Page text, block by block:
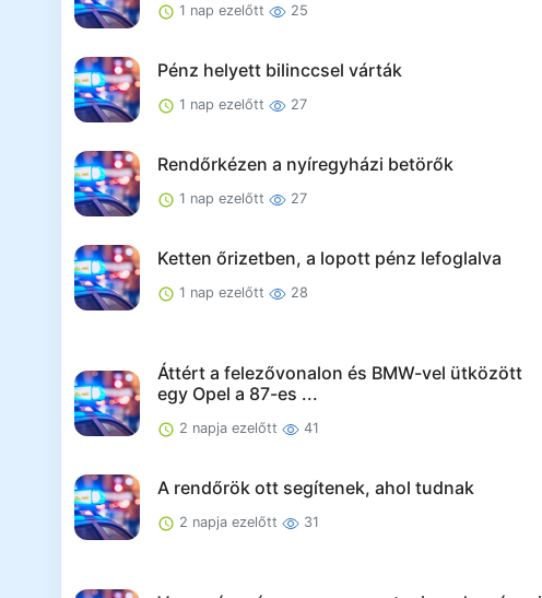
1 nap ezelőtt 25
Pénz helyett bilinccsel várták
1 nap ezelőtt 27
Rendőrkézen a nyíregyházi betörők
1 nap ezelőtt 27
Ketten őrizetben, a lopott pénz lefoglalva
1 nap ezelőtt 28
Áttért a felezővonalon és BMW-vel ütközött
egy Opel a 87-es ...
2 napja ezelőtt 41
A rendőrök ott segítenek, ahol tudnak
2 napja ezelőtt 31